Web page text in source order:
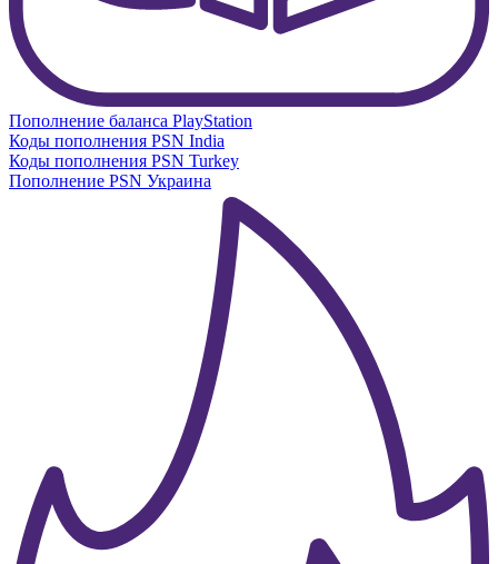
Пополнение баланса PlayStation
Коды пополнения PSN India
Коды пополнения PSN Turkey
Пополнение PSN Украина